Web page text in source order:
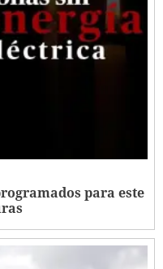
para este